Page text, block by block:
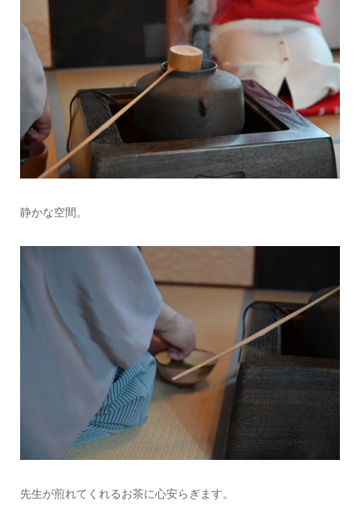
静かな空間。
先生が煎れてくれるお茶に心安らぎます。